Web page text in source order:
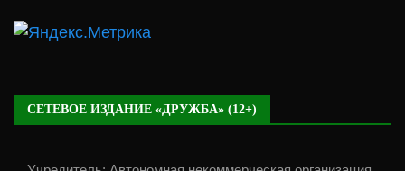
СЕТЕВОЕ ИЗДАНИЕ «ДРУЖБА» (12+)